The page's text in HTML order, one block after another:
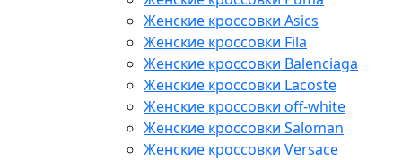
Женские кроссовки Asics
Женские кроссовки Fila
Женские кроссовки Balenciaga
Женские кроссовки Lacoste
Женские кроссовки off-white
Женские кроссовки Saloman
Женские кроссовки Versace